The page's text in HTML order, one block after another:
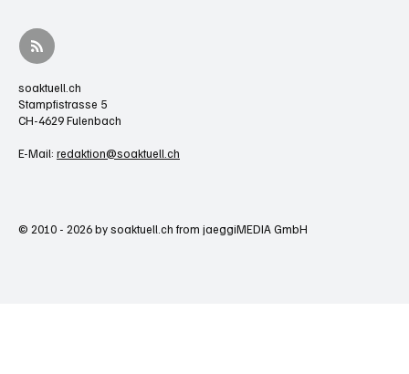
soaktuell.ch
Stampfistrasse 5
CH-4629 Fulenbach
E-Mail: redaktion@soaktuell.ch
© 2010 - 2026 by soaktuell.ch from jaeggiMEDIA GmbH